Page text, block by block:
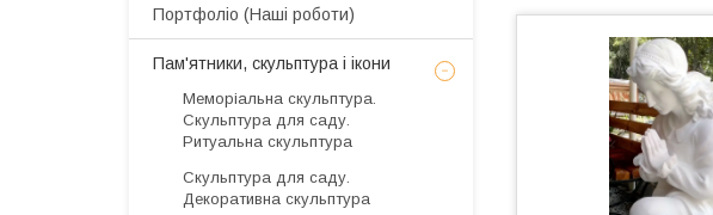
Портфоліо (Наші роботи)
Пам'ятники, скульптура і ікони
Меморіальна скульптура.
Скульптура для саду.
Ритуальна скульптура
Скульптура для саду.
Декоративна скульптура